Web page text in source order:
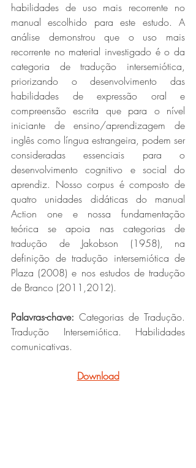
habilidades de uso mais recorrente no
manual escolhido para este estudo. A
análise demonstrou que o uso mais
recorrente no material investigado é o da
categoria de tradução intersemiótica,
priorizando o desenvolvimento das
habilidades de expressão oral e
compreensão escrita que para o nível
iniciante de ensino/aprendizagem de
inglês como língua estrangeira, podem ser
consideradas essenciais para o
desenvolvimento cognitivo e social do
aprendiz. Nosso corpus é composto de
quatro unidades didáticas do manual
Action one e nossa fundamentação
teórica se apoia nas categorias de
tradução de Jakobson (1958), na
definição de tradução intersemiótica de
Plaza (2008) e nos estudos de tradução
de Branco (2011,2012).
Palavras-chave: Categorias de Tradução.
Tradução Intersemiótica. Habilidades
comunicativas.
Download